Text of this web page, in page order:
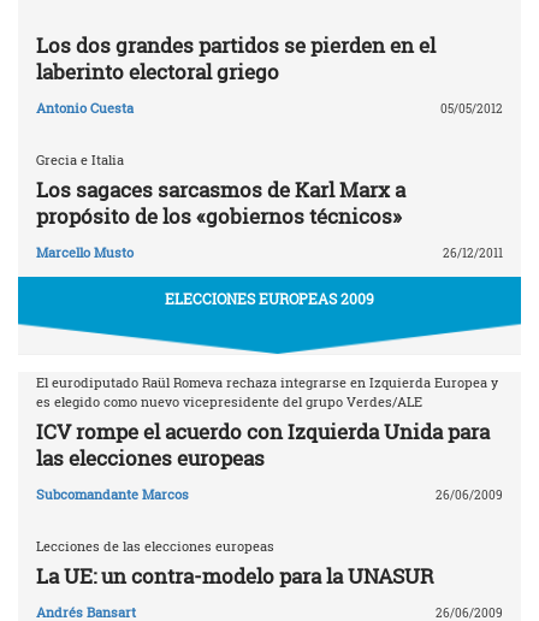
Los dos grandes partidos se pierden en el
laberinto electoral griego
Antonio Cuesta 05/05/2012
Grecia e Italia
Los sagaces sarcasmos de Karl Marx a
propósito de los «gobiernos técnicos»
Marcello Musto 26/12/2011
ELECCIONES EUROPEAS 2009
El eurodiputado Raül Romeva rechaza integrarse en Izquierda Europea y
es elegido como nuevo vicepresidente del grupo Verdes/ALE
ICV rompe el acuerdo con Izquierda Unida para
las elecciones europeas
Subcomandante Marcos 26/06/2009
Lecciones de las elecciones europeas
La UE: un contra-modelo para la UNASUR
Andrés Bansart 26/06/2009